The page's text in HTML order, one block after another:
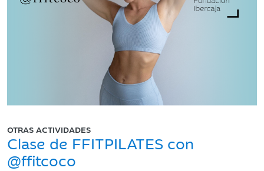
OTRAS ACTIVIDADES
Clase de FFITPILATES con
@ffitcoco